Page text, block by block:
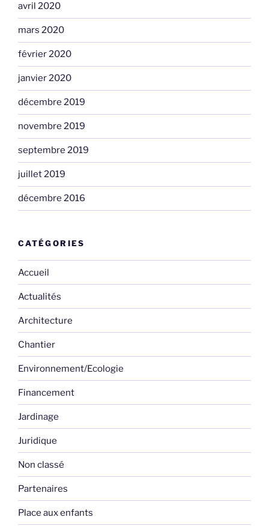
avril 2020
mars 2020
février 2020
janvier 2020
décembre 2019
novembre 2019
septembre 2019
juillet 2019
décembre 2016
CATÉGORIES
Accueil
Actualités
Architecture
Chantier
Environnement/Ecologie
Financement
Jardinage
Juridique
Non classé
Partenaires
Place aux enfants